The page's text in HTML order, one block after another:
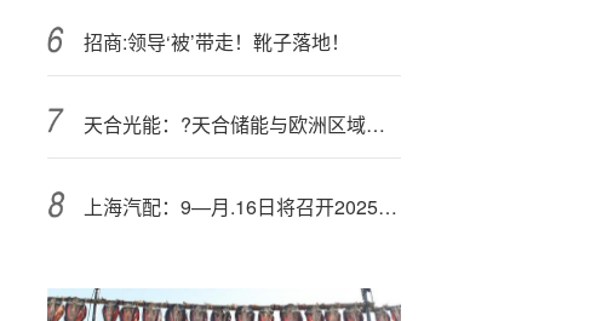
招商:领导‘被’带走！靴子落地！
天合光能：?天合储能与欧洲区域客户签订超1GWh储能产品销售合同
上海汽配：9—月.16日将召开2025年半年度业绩说明会